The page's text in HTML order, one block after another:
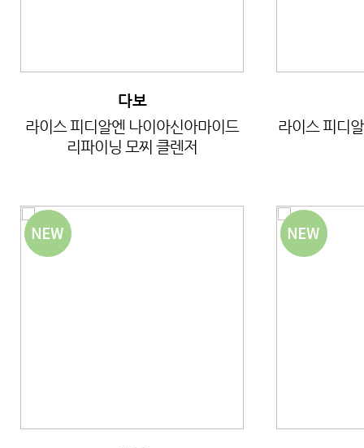
다보
라이스 피디알엔 나이아신아마이드
리파이닝 모찌 클렌저
라이스 피디